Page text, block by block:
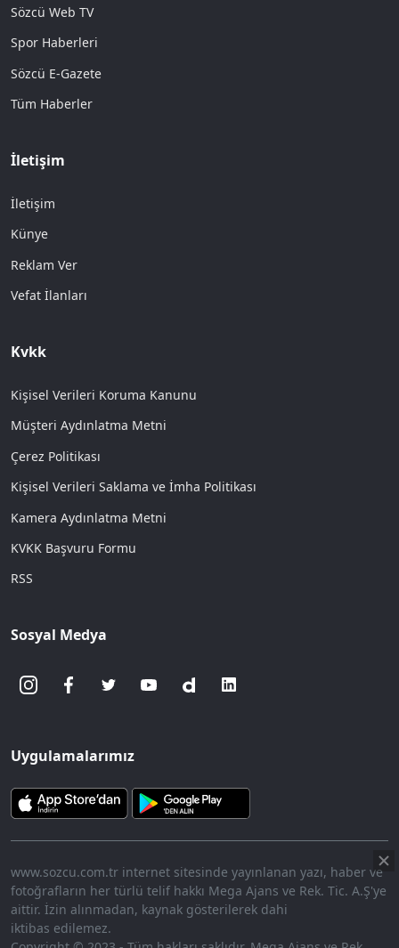
Sözcü Web TV
Spor Haberleri
Sözcü E-Gazete
Tüm Haberler
İletişim
İletişim
Künye
Reklam Ver
Vefat İlanları
Kvkk
Kişisel Verileri Koruma Kanunu
Müşteri Aydınlatma Metni
Çerez Politikası
Kişisel Verileri Saklama ve İmha Politikası
Kamera Aydınlatma Metni
KVKK Başvuru Formu
RSS
Sosyal Medya
Uygulamalarımız
www.sozcu.com.tr internet sitesinde yayınlanan yazı, haber ve
fotoğrafların her türlü telif hakkı Mega Ajans ve Rek. Tic. A.Ş'ye
aittir. İzin alınmadan, kaynak gösterilerek dahi
iktibas edilemez.